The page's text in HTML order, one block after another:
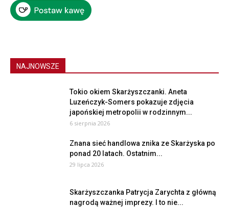
NAJNOWSZE
Tokio okiem Skarżyszczanki. Aneta
Luzeńczyk-Somers pokazuje zdjęcia
japońskiej metropolii w rodzinnym...
6 sierpnia 2026
Znana sieć handlowa znika ze Skarżyska po
ponad 20 latach. Ostatnim...
29 lipca 2026
Skarżyszczanka Patrycja Zarychta z główną
nagrodą ważnej imprezy. I to nie...